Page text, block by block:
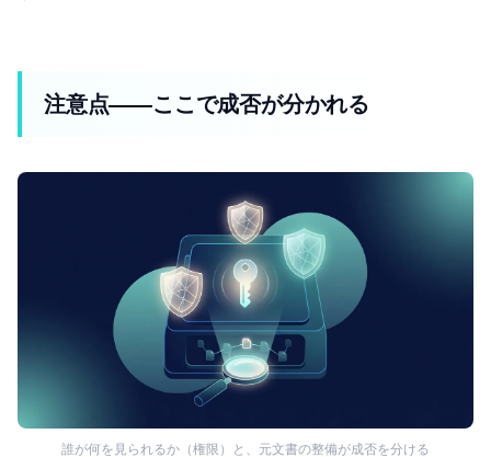
注意点——ここで成否が分かれる
誰が何を見られるか（権限）と、元文書の整備が成否を分ける